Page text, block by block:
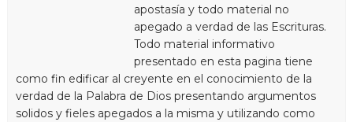
apostasía y todo material no
apegado a verdad de las Escrituras.
Todo material informativo
presentado en esta pagina tiene
como fin edificar al creyente en el conocimiento de la
verdad de la Palabra de Dios presentando argumentos
solidos y fieles apegados a la misma y utilizando como